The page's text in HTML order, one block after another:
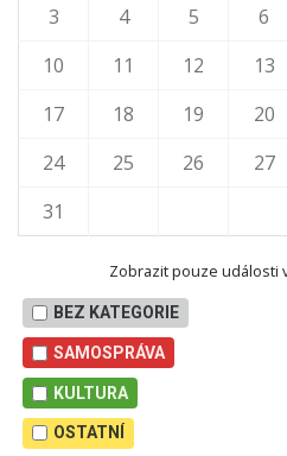
3
4 5 6
10
11 12 13
17
18 19 20
24
25 26 27
31
Zobrazit pouze události
BEZ KATEGORIE
SAMOSPRÁVA
KULTURA
OSTATNÍ